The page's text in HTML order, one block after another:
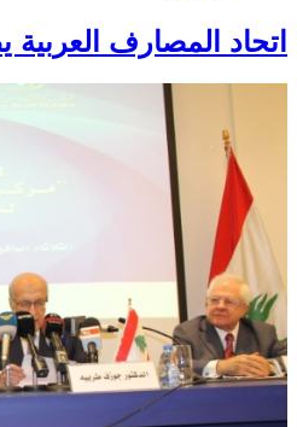
اتحاد المصارف